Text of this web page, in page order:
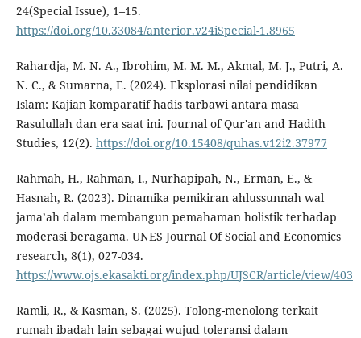
24(Special Issue), 1–15.
https://doi.org/10.33084/anterior.v24iSpecial-1.8965
Rahardja, M. N. A., Ibrohim, M. M. M., Akmal, M. J., Putri, A.
N. C., & Sumarna, E. (2024). Eksplorasi nilai pendidikan
Islam: Kajian komparatif hadis tarbawi antara masa
Rasulullah dan era saat ini. Journal of Qur'an and Hadith
Studies, 12(2). https://doi.org/10.15408/quhas.v12i2.37977
Rahmah, H., Rahman, I., Nurhapipah, N., Erman, E., &
Hasnah, R. (2023). Dinamika pemikiran ahlussunnah wal
jama’ah dalam membangun pemahaman holistik terhadap
moderasi beragama. UNES Journal Of Social and Economics
research, 8(1), 027-034.
https://www.ojs.ekasakti.org/index.php/UJSCR/article/view/403
Ramli, R., & Kasman, S. (2025). Tolong-menolong terkait
rumah ibadah lain sebagai wujud toleransi dalam